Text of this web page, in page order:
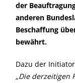
der
anderen
Beschaffung
bewährt.
Dazu der
Die derzeitigen